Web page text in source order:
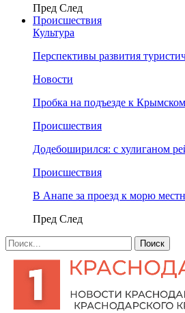
Пред След
Происшествия
Культура
Перспективы развития
Новости
Пробка на подъезде к
Происшествия
Додебоширился: с хулиганом
Происшествия
В Анапе за проезд к морю
Пред След